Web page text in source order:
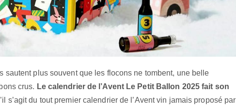
sautent plus souvent que les flocons ne tombent, une belle
crus. Le calendrier de l’Avent Le Petit Ballon 2025 fait son
s’agit du tout premier calendrier de l’Avent vin jamais proposé par